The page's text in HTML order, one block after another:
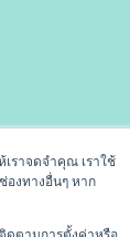
ราจดจำคุณ เราใช้
องทางอื่นๆ หาก
ดตามการตั้งค่าหรือ